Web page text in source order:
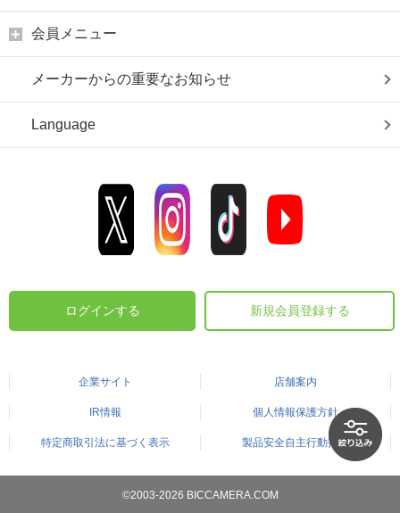
会員メニュー
メーカーからの重要なお知らせ
Language
ログインする 新規会員登録する
企業サイト 店舗案内
IR情報 個人情報保護方針
特定商取引法に基づく表示 製品安全自主行動指針
©2003-2026 BICCAMERA.COM